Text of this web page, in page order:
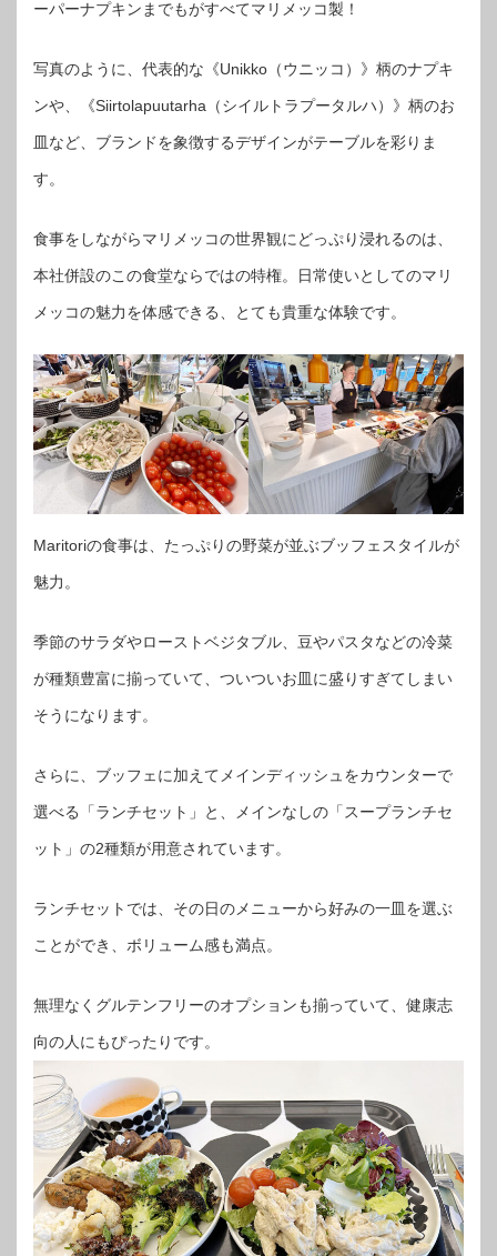
ーパーナプキンまでもがすべてマリメッコ製！
写真のように、代表的な《Unikko（ウニッコ）》柄のナプキ
ンや、《Siirtolapuutarha（シイルトラプータルハ）》柄のお
皿など、ブランドを象徴するデザインがテーブルを彩りま
す。
食事をしながらマリメッコの世界観にどっぷり浸れるのは、
本社併設のこの食堂ならではの特権。日常使いとしてのマリ
メッコの魅力を体感できる、とても貴重な体験です。
Maritoriの食事は、たっぷりの野菜が並ぶブッフェスタイルが
魅力。
季節のサラダやローストベジタブル、豆やパスタなどの冷菜
が種類豊富に揃っていて、ついついお皿に盛りすぎてしまい
そうになります。
さらに、ブッフェに加えてメインディッシュをカウンターで
選べる「ランチセット」と、メインなしの「スープランチセ
ット」の2種類が用意されています。
ランチセットでは、その日のメニューから好みの一皿を選ぶ
ことができ、ボリューム感も満点。
無理なくグルテンフリーのオプションも揃っていて、健康志
向の人にもぴったりです。